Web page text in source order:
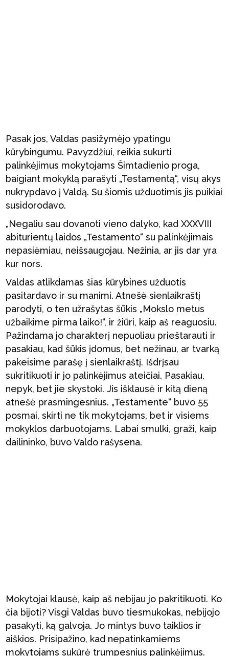
Pasak jos, Valdas pasižymėjo ypatingu
kūrybingumu. Pavyzdžiui, reikia sukurti
palinkėjimus mokytojams Šimtadienio proga,
baigiant mokyklą parašyti „Testamentą“, visų akys
nukrypdavo į Valdą. Su šiomis užduotimis jis puikiai
susidorodavo.
„Negaliu sau dovanoti vieno dalyko, kad XXXVIII
abiturientų laidos „Testamento“ su palinkėjimais
nepasiėmiau, neišsaugojau. Nežinia, ar jis dar yra
kur nors.
Valdas atlikdamas šias kūrybines užduotis
pasitardavo ir su manimi. Atnešė sienlaikraštį
parodyti, o ten užrašytas šūkis „Mokslo metus
užbaikime pirma laiko!“, ir žiūri, kaip aš reaguosiu.
Pažindama jo charakterį nepuoliau prieštarauti ir
pasakiau, kad šūkis įdomus, bet nežinau, ar tvarką
pakeisime parašę į sienlaikraštį. Išdrįsau
sukritikuoti ir jo palinkėjimus ateičiai. Pasakiau,
nepyk, bet jie skystoki. Jis išklausė ir kitą dieną
atnešė prasmingesnius. „Testamente“ buvo 55
posmai, skirti ne tik mokytojams, bet ir visiems
mokyklos darbuotojams. Labai smulki, graži, kaip
dailininko, buvo Valdo rašysena.
Mokytojai klausė, kaip aš nebijau jo pakritikuoti. Ko
čia bijoti? Visgi Valdas buvo tiesmukokas, nebijojo
pasakyti, ką galvoja. Jo mintys buvo taiklios ir
aiškios. Prisipažino, kad nepatinkamiems
mokytojams sukūrė trumpesnius palinkėjimus.